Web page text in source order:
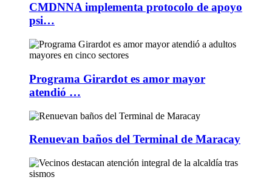
CMDNNA implementa protocolo de apoyo
psi…
Programa Girardot es amor mayor
atendió …
Renuevan baños del Terminal de Maracay